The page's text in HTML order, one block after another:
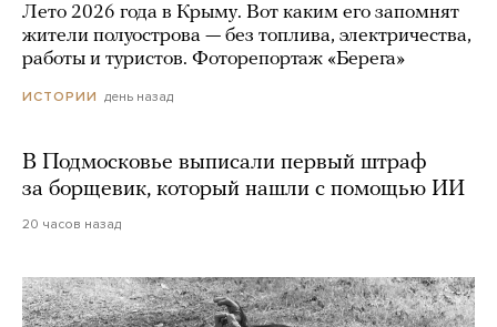
Лето 2026 года в Крыму. Вот каким его запомнят
жители полуострова — без топлива, электричества,
работы и туристов. Фоторепортаж «Берега»
ИСТОРИИ день назад
В Подмосковье выписали первый штраф
за борщевик, который нашли с помощью ИИ
20 часов назад